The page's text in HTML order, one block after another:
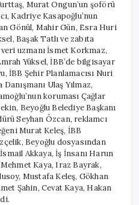
Murat Ongun’un şoförü
Kadriye Kasapoğlu’nun
Gönül, Mahir Gün, Esra Huri
Başak Tatlı ve zabıta
uzmanı İsmet Korkmaz,
Yüksel, İBB’de bilgisayar
İBB Şehir Planlamacısı Nuri
Ulaş Yılmaz,
koruması Çağlar
Beyoğlu Belediye Başkanı
Seyhan Özcan, reklamcı
Murat Keleş, İBB
Beyoğlu dosyasından
Akkaya, İş İnsanı Harun
Kaya, Iraz Bayrak,
Mustafa Keleş, Gökhan
Şahin, Cevat Kaya, Hakan